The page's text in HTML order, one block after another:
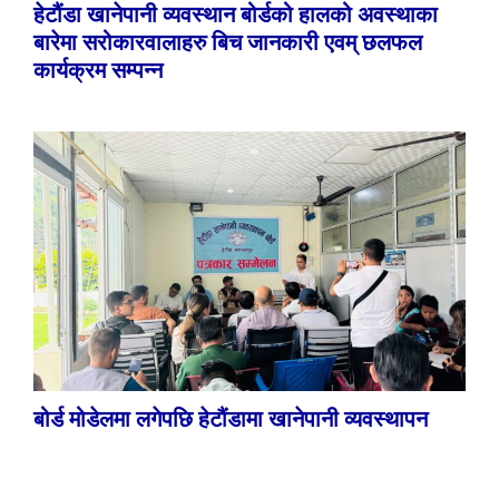
हेटौंडा खानेपानी व्यवस्थान बोर्डको हालको अवस्थाका
बारेमा सरोकारवालाहरु बिच जानकारी एवम् छलफल
कार्यक्रम सम्पन्न
बोर्ड मोडेलमा लगेपछि हेटौंडामा खानेपानी व्यवस्थापन